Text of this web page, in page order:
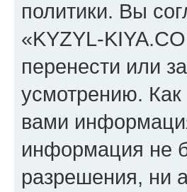
политики. Вы
«KYZYL-
перенести или
усмотрению. Как
вами
информация не
разрешения, ни